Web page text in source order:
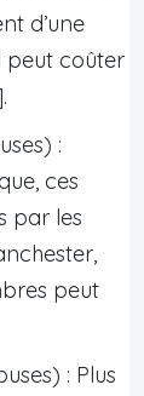
d’une
peut coûter
:
ces
par les
peut
: Plus